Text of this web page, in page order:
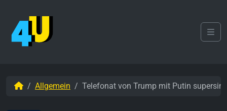
StartAllgemein Telefonat von Trump mit Putin